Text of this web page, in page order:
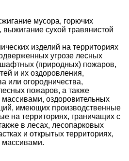
мусора, горючих
сухой травянистой
изделий на территориях
угрозе лесных
(природных) пожаров,
и их оздоровления,
или огородничества,
пожаров, а также
оздоровительных
имеющих производственные
на территориях, граничащих с
в лесах, лесопарковых
и открытых территориях,